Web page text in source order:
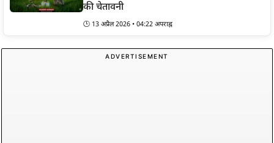
की चेतावनी
🕒 13 अप्रैल 2026 • 04:22 अपराह्न
ADVERTISEMENT